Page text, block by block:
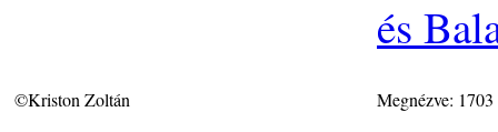
és
©Kriston Zoltán Megnézve: